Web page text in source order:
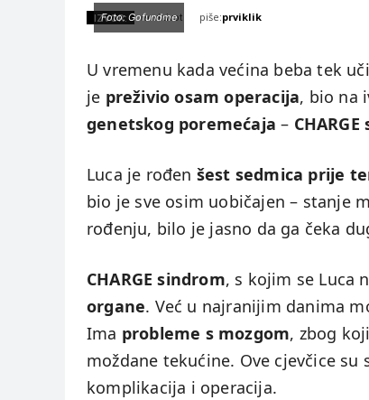
IZVOR: novizivot piše:prviklik
Foto: Gofundme
U vremenu kada većina beba tek
je preživio osam operacija, bio na
genetskog poremećaja –
Luca je rođen šest sedmica prije
bio je sve osim uobičajen – stanje
rođenju, bilo je jasno da ga čeka
CHARGE sindrom, s kojim se Luca
organe. Već u najranijim danima
Ima probleme s mozgom, zbog
moždane tekućine. Ove cjevčice
komplikacija i operacija.